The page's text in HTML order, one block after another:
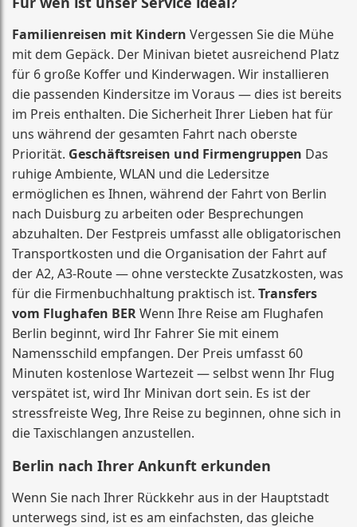
Familienreisen mit Kindern Vergessen Sie die Mühe
mit dem Gepäck. Der Minivan bietet ausreichend Platz
für 6 große Koffer und Kinderwagen. Wir installieren
die passenden Kindersitze im Voraus — dies ist bereits
im Preis enthalten. Die Sicherheit Ihrer Lieben hat für
uns während der gesamten Fahrt nach oberste
Priorität. Geschäftsreisen und Firmengruppen Das
ruhige Ambiente, WLAN und die Ledersitze
ermöglichen es Ihnen, während der Fahrt von Berlin
nach Duisburg zu arbeiten oder Besprechungen
abzuhalten. Der Festpreis umfasst alle obligatorischen
Transportkosten und die Organisation der Fahrt auf
der A2, A3-Route — ohne versteckte Zusatzkosten, was
für die Firmenbuchhaltung praktisch ist. Transfers
vom Flughafen BERWenn Ihre Reise am Flughafen
Berlin beginnt, wird Ihr Fahrer Sie mit einem
Namensschild empfangen. Der Preis umfasst 60
Minuten kostenlose Wartezeit — selbst wenn Ihr Flug
verspätet ist, wird Ihr Minivan dort sein. Es ist der
stressfreiste Weg, Ihre Reise zu beginnen, ohne sich in
die Taxischlangen anzustellen.
Berlin nach Ihrer Ankunft erkunden
Wenn Sie nach Ihrer Rückkehr aus in der Hauptstadt
unterwegs sind, ist es am einfachsten, das gleiche